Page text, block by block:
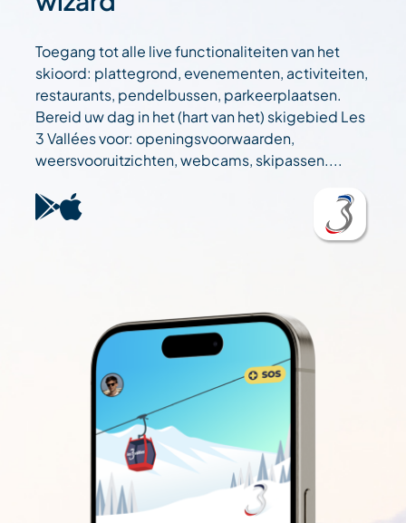
Toegang tot alle live functionaliteiten van het
skioord: plattegrond, evenementen, activiteiten,
restaurants, pendelbussen, parkeerplaatsen.
Bereid uw dag in het (hart van het) skigebied Les
3 Vallées voor: openingsvoorwaarden,
weersvooruitzichten, webcams, skipassen....